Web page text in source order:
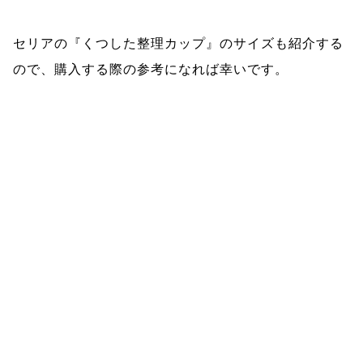
セリアの『くつした整理カップ』のサイズも紹介する
ので、購入する際の参考になれば幸いです。